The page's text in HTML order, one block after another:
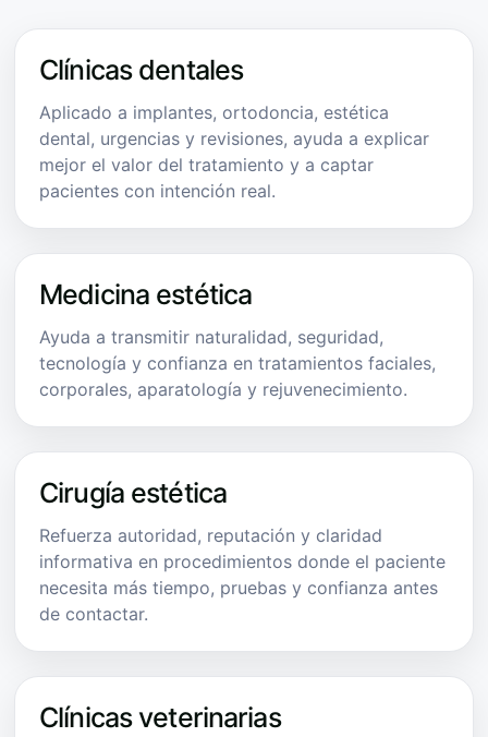
Clínicas dentales
Aplicado a implantes, ortodoncia, estética
dental, urgencias y revisiones, ayuda a explicar
mejor el valor del tratamiento y a captar
pacientes con intención real.
Medicina estética
Ayuda a transmitir naturalidad, seguridad,
tecnología y confianza en tratamientos faciales,
corporales, aparatología y rejuvenecimiento.
Cirugía estética
Refuerza autoridad, reputación y claridad
informativa en procedimientos donde el paciente
necesita más tiempo, pruebas y confianza antes
de contactar.
Clínicas veterinarias